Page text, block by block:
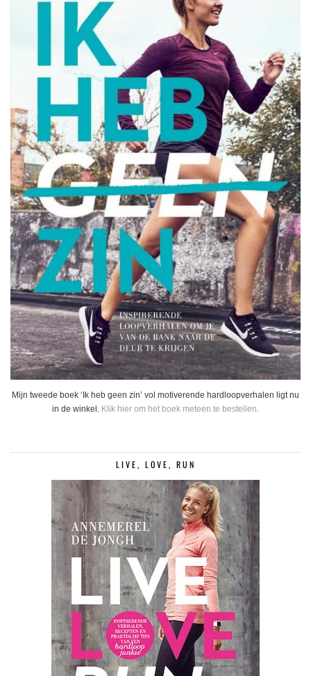
Mijn tweede boek ‘Ik heb geen zin’ vol motiverende hardloopverhalen ligt nu
in de winkel. Klik hier om het boek meteen te bestellen.
LIVE, LOVE, RUN